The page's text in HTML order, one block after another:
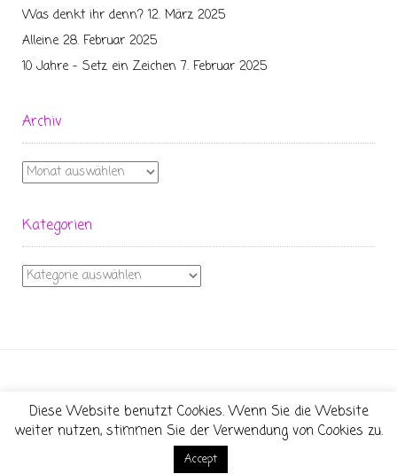
Was denkt ihr denn? 12. März 2025
Alleine 28. Februar 2025
10 Jahre – Setz ein Zeichen 7. Februar 2025
Archiv
Archiv
Kategorien
Kategorien
Theme:Conicaby Kaira
Diese Website benutzt Cookies. Wenn Sie die Website
weiter nutzen, stimmen Sie der Verwendung von Cookies zu.
Accept